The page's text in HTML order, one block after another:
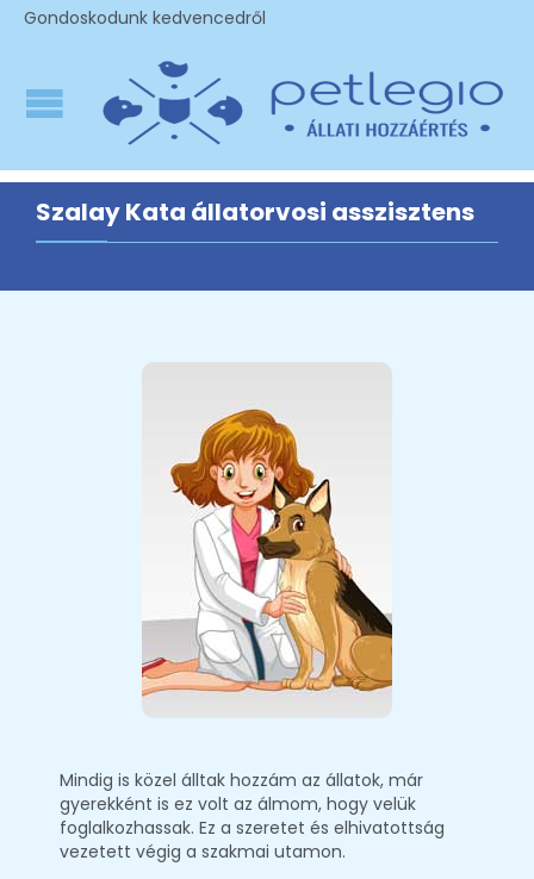
Gondoskodunk kedvencedről
Szalay Kata állatorvosi asszisztens
Mindig is közel álltak hozzám az állatok, már
gyerekként is ez volt az álmom, hogy velük
foglalkozhassak. Ez a szeretet és elhivatottság
vezetett végig a szakmai utamon.